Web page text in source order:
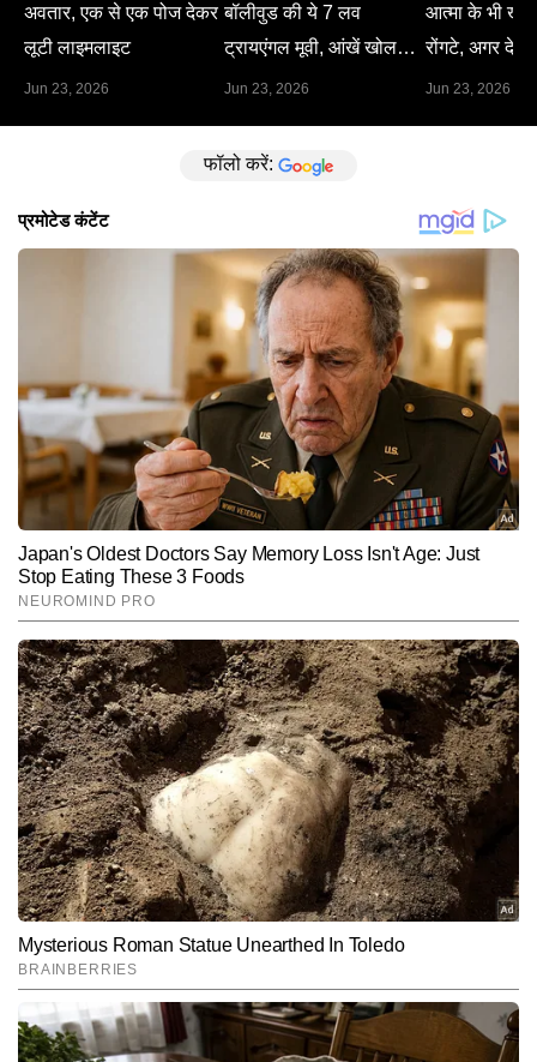
अवतार, एक से एक पोज देकर
लूटी लाइमलाइट
Jun 23, 2026
बॉलीवुड की ये 7 लव
ट्रायएंगल मूवी, आंखें खोल
देगा हर सीन
Jun 23, 2026
आत्मा के भी खड़े
रोंगटे, अगर देख
Jun 23, 2026
फॉलो करें: